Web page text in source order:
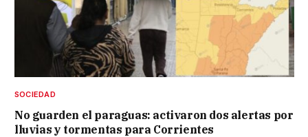
SOCIEDAD
No guarden el paraguas: activaron dos alertas por
lluvias y tormentas para Corrientes